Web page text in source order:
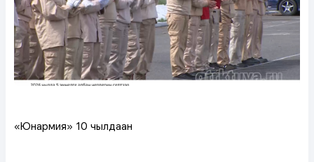
«Юнармия» 10 чылдаан